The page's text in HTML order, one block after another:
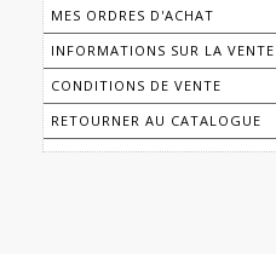
MES ORDRES D'ACHAT
INFORMATIONS SUR LA VENTE
CONDITIONS DE VENTE
RETOURNER AU CATALOGUE